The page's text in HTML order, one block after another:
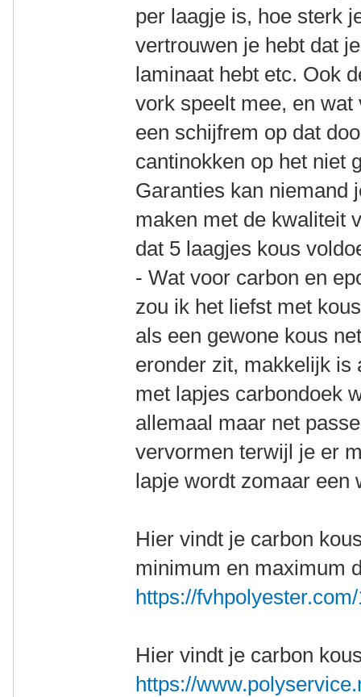
per laagje is, hoe sterk
vertrouwen je hebt dat
laminaat hebt etc. Ook
vork speelt mee, en
een schijfrem op dat
cantinokken op het niet
Garanties kan niemand
maken met de kwaliteit
dat 5 laagjes kous
- Wat voor carbon en
zou ik het liefst met
als een gewone kous
eronder zit, makkelijk is
met lapjes carbondoek
allemaal maar net
vervormen terwijl je er
lapje wordt zomaar een
Hier vindt je carbon
minimum en maximum
https://
Hier vindt je carbon
https://